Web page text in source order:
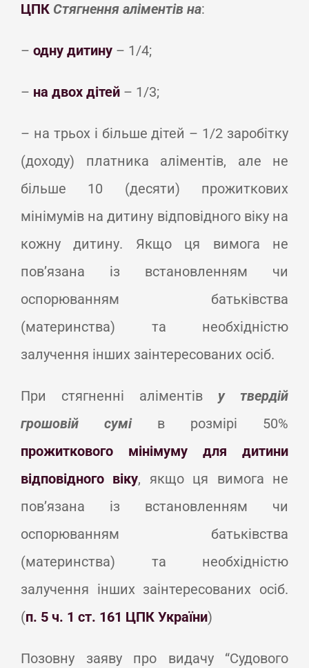
ЦПК Стягнення аліментів на:
– одну дитину – 1/4;
– на двох дітей – 1/3;
– на трьох і більше дітей – 1/2 заробітку
(доходу) платника аліментів, але не
більше 10 (десяти) прожиткових
мінімумів на дитину відповідного віку на
кожну дитину. Якщо ця вимога не
пов’язана із встановленням чи
оспорюванням батьківства
(материнства) та необхідністю
залучення інших заінтересованих осіб.
При стягненні аліментів у твердій
грошовій сумі
в розмірі 50%
прожиткового мінімуму для дитини
відповідного віку, якщо ця вимога не
пов’язана із встановленням чи
оспорюванням батьківства
(материнства) та необхідністю
залучення інших заінтересованих осіб.
(п. 5 ч. 1 ст. 161 ЦПК України)
Позовну заяву про видачу “Судового